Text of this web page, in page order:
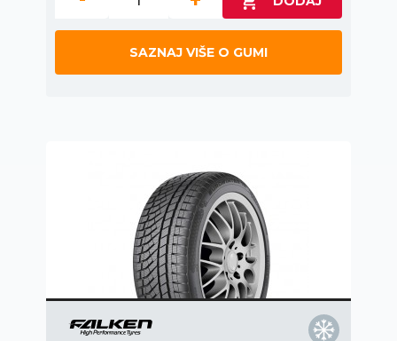
SAZNAJ VIŠE O GUMI